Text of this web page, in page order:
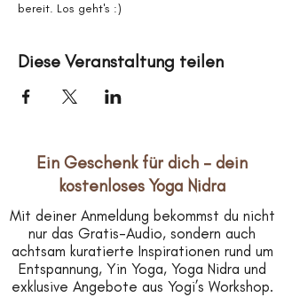
bereit. Los geht's :)
Diese Veranstaltung teilen
Ein Geschenk für dich – dein
kostenloses Yoga Nidra
Mit deiner Anmeldung bekommst du nicht
nur das Gratis-Audio, sondern auch
achtsam kuratierte Inspirationen rund um
Entspannung, Yin Yoga, Yoga Nidra und
exklusive Angebote aus Yogi’s Workshop.